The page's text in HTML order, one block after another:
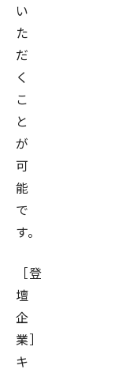
い
た
だ
く
こ
と
が
可
能
で
す。
［登
壇
企
業］
キ